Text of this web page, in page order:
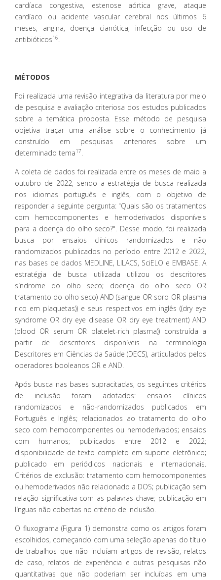
cardíaca congestiva, estenose aórtica grave, ataque
cardíaco ou acidente vascular cerebral nos últimos 6
meses, angina, doença cianótica, infecção ou uso de
antibióticos16.
MÉTODOS
Foi realizada uma revisão integrativa da literatura por meio
de pesquisa e avaliação criteriosa dos estudos publicados
sobre a temática proposta. Esse método de pesquisa
objetiva traçar uma análise sobre o conhecimento já
construído em pesquisas anteriores sobre um
determinado tema17.
A coleta de dados foi realizada entre os meses de maio a
outubro de 2022, sendo a estratégia de busca realizada
nos idiomas português e inglês, com o objetivo de
responder a seguinte pergunta: "Quais são os tratamentos
com hemocomponentes e hemoderivados disponíveis
para a doença do olho seco?". Desse modo, foi realizada
busca por ensaios clínicos randomizados e não
randomizados publicados no período entre 2012 e 2022,
nas bases de dados MEDLINE, LILACS, SciELO e EMBASE. A
estratégia de busca utilizada utilizou os descritores
síndrome do olho seco; doença do olho seco OR
tratamento do olho seco) AND (sangue OR soro OR plasma
rico em plaquetas)) e seus respectivos em inglês ((dry eye
syndrome OR dry eye disease OR dry eye treatment) AND
(blood OR serum OR platelet-rich plasma)) construída a
partir de descritores disponíveis na terminologia
Descritores em Ciências da Saúde (DECS), articulados pelos
operadores booleanos OR e AND.
Após busca nas bases supracitadas, os seguintes critérios
de inclusão foram adotados: ensaios clínicos
randomizados e não-randomizados publicados em
Português e Inglês; relacionados ao tratamento do olho
seco com hemocomponentes ou hemoderivados; ensaios
com humanos; publicados entre 2012 e 2022;
disponibilidade de texto completo em suporte eletrônico;
publicado em periódicos nacionais e internacionais.
Critérios de exclusão: tratamento com hemocomponentes
ou hemoderivados não relacionado a DOS; publicação sem
relação significativa com as palavras-chave; publicação em
línguas não cobertas no critério de inclusão.
O fluxograma (Figura 1) demonstra como os artigos foram
escolhidos, começando com uma seleção apenas do título
de trabalhos que não incluíam artigos de revisão, relatos
de caso, relatos de experiência e outras pesquisas não
quantitativas que não poderiam ser incluídas em uma